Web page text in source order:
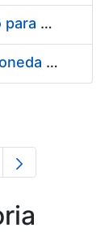
Contratación de acuerdo marco para el Suministro de Material de Electricidad para la Fábrica Nacional de Moneda y Timbre-Real Casa de la Moneda en su centro de trabajo de Burgos
Suministro de estuches para moneda de 30 €
Pages Use